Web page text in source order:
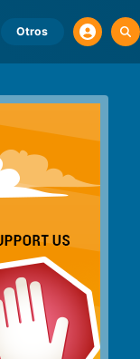
Otros